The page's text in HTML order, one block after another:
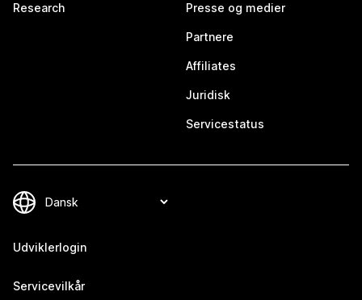
Research Presse og medier
Partnere
Affiliates
Juridisk
Servicestatus
Udviklerlogin
Servicevilkår